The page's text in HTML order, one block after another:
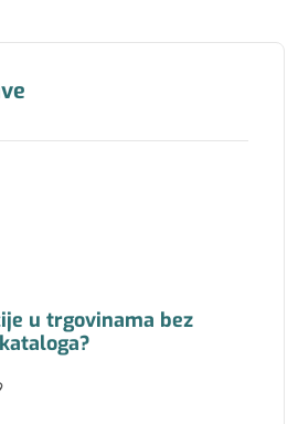
u trgovinama bez